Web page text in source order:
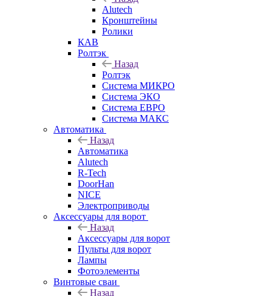
Alutech
Кронштейны
Ролики
КАВ
Ролтэк
Назад
Ролтэк
Система МИКРО
Система ЭКО
Система ЕВРО
Система МАКС
Автоматика
Назад
Автоматика
Alutech
R-Tech
DoorHan
NICE
Электроприводы
Аксессуары для ворот
Назад
Аксессуары для ворот
Пульты для ворот
Лампы
Фотоэлементы
Винтовые сваи
Назад